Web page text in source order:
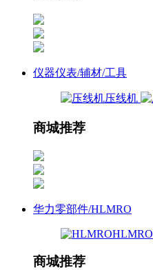
仪器仪表/辅材/工具
压线机
商城推荐
华力零部件/HLMRO
HLMRO
商城推荐